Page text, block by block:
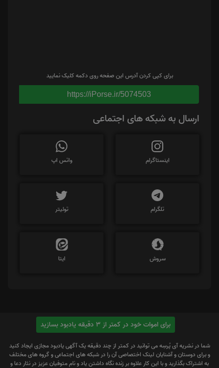
برای کپی کردن آدرس این صفحه روی دکمه کلیک نمایید
https://iPorse.ir/5074503
ارسال به شبکه های اجتماعی
اینستاگرام واتس اپ
تلگرام توئیتر
سروش ایتا
برای اموات خود در کمتر از 3 دقیقه یادبود بسازید
شما در نشریه آی پُرسِه می توانید در کمتر از چند دقیقه یک آگهی یادبود مجازی ایجاد کنید
و برای دوستان و آشنایان لینک اختصاصی آن را در شبکه های اجتماعی و گروه های مختلف
به اشتراک بگذارید و با این کار علاوه بر زنده نگاه داشتن یاد و نام متوفیان عزیز در نثار دعا و